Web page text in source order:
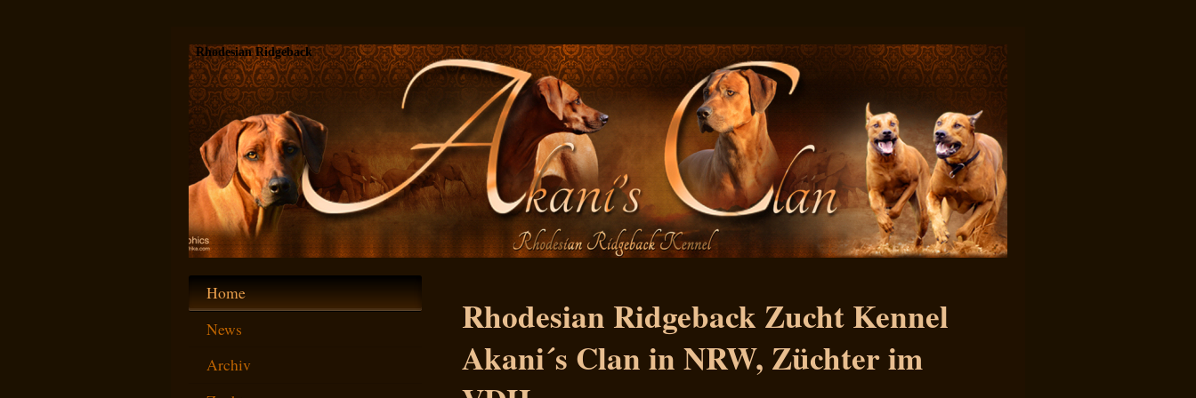
Rhodesian Ridgeback
Rhodesian Ridgeback Zucht Kennel
Akani´s Clan in NRW, Züchter im
Home
News
Archiv